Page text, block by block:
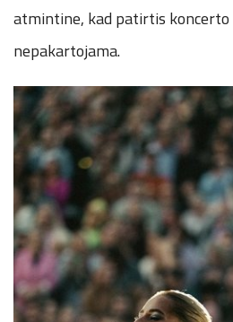
atmintine, kad patirtis
nepakartojama.